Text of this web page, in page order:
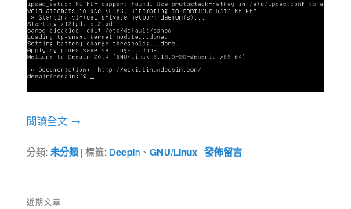
閱讀全文 →
分類:未分類 |標籤: Deepin 、GNU/Linux |發佈留言
近期文章